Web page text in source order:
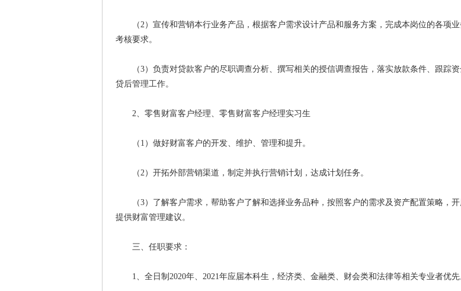
（2）宣传和营销本行业务产品，根据客户需求设计产品和服务方案，完成本岗位的各项业
考核要求。
（3）负责对贷款客户的尽职调查分析、撰写相关的授信调查报告，落实放款条件、跟踪资
贷后管理工作。
2、零售财富客户经理、零售财富客户经理实习生
（1）做好财富客户的开发、维护、管理和提升。
（2）开拓外部营销渠道，制定并执行营销计划，达成计划任务。
（3）了解客户需求，帮助客户了解和选择业务品种，按照客户的需求及资产配置策略，开
提供财富管理建议。
三、任职要求：
1、全日制2020年、2021年应届本科生，经济类、金融类、财会类和法律等相关专业者优先